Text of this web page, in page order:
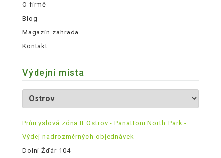
O firmě
Blog
Magazín zahrada
Kontakt
Výdejní místa
Průmyslová zóna II Ostrov - Panattoni North Park -
Výdej nadrozměrných objednávek
Dolní Žďár 104